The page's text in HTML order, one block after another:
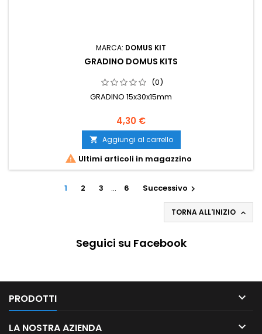
MARCA: DOMUS KIT
GRADINO DOMUS KITS
(0)
GRADINO 15x30x15mm
4,30 €
 Aggiungi al carrello
 Ultimi articoli in magazzino
1 2 3 … 6 Successivo 
TORNA ALL'INIZIO 
Seguici su Facebook
PRODOTTI 
LA NOSTRA AZIENDA 